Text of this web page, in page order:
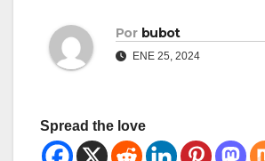
Por bubot
ENE 25, 2024
Spread the love